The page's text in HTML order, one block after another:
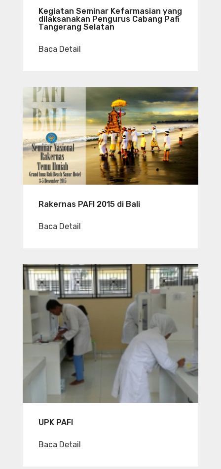
Kegiatan Seminar Kefarmasian yang
dilaksanakan Pengurus Cabang Pafi
Tangerang Selatan
Baca Detail
Rakernas PAFI 2015 di Bali
Baca Detail
UPK PAFI
Baca Detail